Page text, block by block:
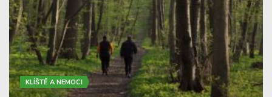
KLÍŠTĚ A NEMOCI